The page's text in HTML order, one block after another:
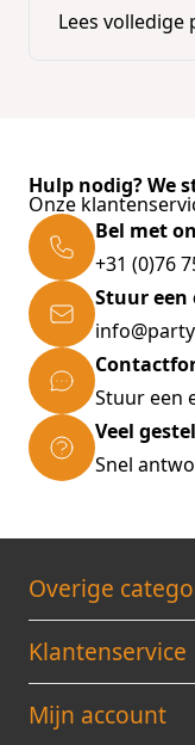
Lees
Hulp nodig? We
Onze
Bel met
+31 (0)76
Stuur een
Stuur een
Veel
Snel
Overige
Klantenservice
Mijn account